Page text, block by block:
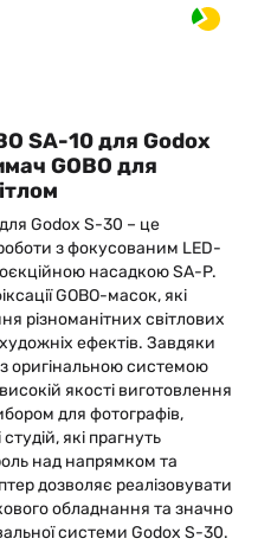
SA-10 для Godox
GOBO для
Godox S-30 – це
з фокусованим LED-
насадкою SA-P.
GOBO-масок, які
різноманітних світлових
ефектів. Завдяки
з оригінальною системою
якості виготовлення
для фотографів,
які прагнуть
над напрямком та
дозволяє реалізовувати
обладнання та значно
системи Godox S-30.